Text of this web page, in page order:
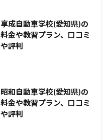
享成自動車学校(愛知県)の
料金や教習プラン、口コミ
や評判
昭和自動車学校(愛知県)の
料金や教習プラン、口コミ
や評判